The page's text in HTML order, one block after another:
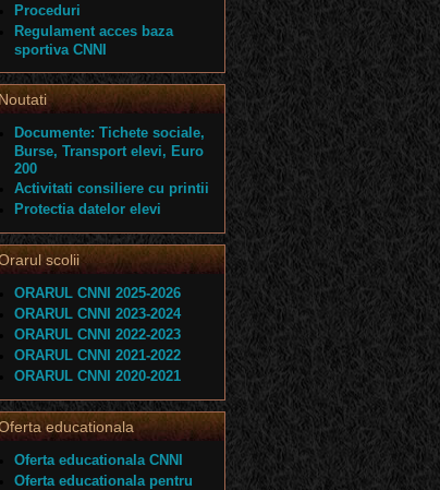
Proceduri
Regulament acces baza
sportiva CNNI
Noutati
Documente: Tichete sociale,
Burse, Transport elevi, Euro
200
Activitati consiliere cu printii
Protectia datelor elevi
scolii
ORARUL CNNI 2025-2026
ORARUL CNNI 2023-2024
ORARUL CNNI 2022-2023
ORARUL CNNI 2021-2022
ORARUL CNNI 2020-2021
educationala
Oferta educationala CNNI
Oferta educationala pentru